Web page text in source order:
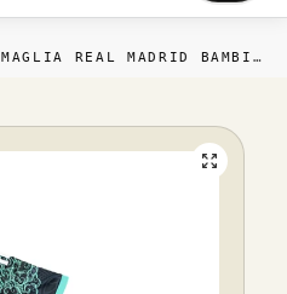
MAGLIA REAL MADRID BAMBINI